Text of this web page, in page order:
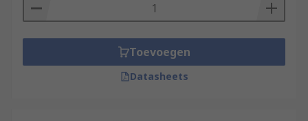
Toevoegen
Datasheets